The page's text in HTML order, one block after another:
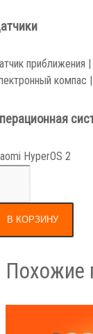
приближения
компас
HyperOS 2
В КОРЗИНУ
Похожие